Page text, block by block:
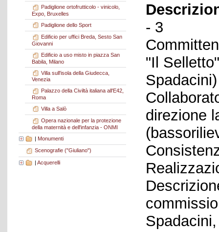
Padiglione ortofrutticolo - vinicolo,
Expo, Bruxelles
Padiglione dello Sport
Edificio per uffici Breda, Sesto San
Giovanni
Edificio a uso misto in piazza San
Babila, Milano
Villa sull'isola della Giudecca,
Venezia
Palazzo della Civiltà italiana all'E42,
Roma
Villa a Salò
Opera nazionale per la protezione
della maternità e dell'infanzia - ONMI
| Monumenti
Scenografie ("Giuliano")
| Acquerelli
- 3
"Il
Spadacini)
direzione